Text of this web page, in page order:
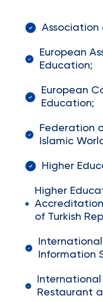
Association
European
Education;
European
Education;
Federation
Islamic
Higher
Higher
of Turkish
Information
Restaurant